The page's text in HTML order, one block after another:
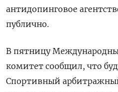
антидопинговое
публично.
В пятницу
комитет сообщил, что
Спортивный